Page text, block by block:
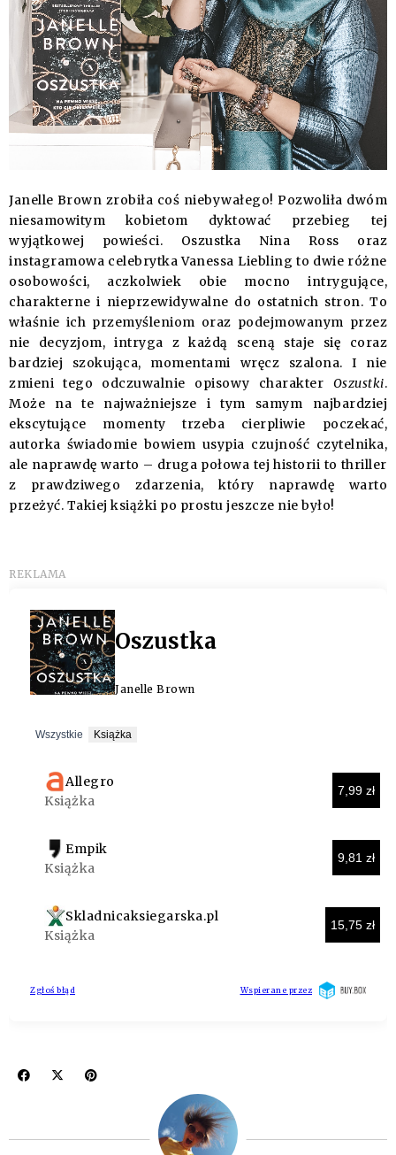
Janelle Brown zrobiła coś niebywałego! Pozwoliła dwóm
niesamowitym kobietom dyktować przebieg tej
wyjątkowej powieści. Oszustka Nina Ross oraz
instagramowa celebrytka Vanessa Liebling to dwie różne
osobowości, aczkolwiek obie mocno intrygujące,
charakterne i nieprzewidywalne do ostatnich stron. To
właśnie ich przemyśleniom oraz podejmowanym przez
nie decyzjom, intryga z każdą sceną staje się coraz
bardziej szokująca, momentami wręcz szalona. I nie
zmieni tego odczuwalnie opisowy charakter Oszustki.
Może na te najważniejsze i tym samym najbardziej
ekscytujące momenty trzeba cierpliwie poczekać,
autorka świadomie bowiem usypia czujność czytelnika,
ale naprawdę warto – druga połowa tej historii to thriller
z prawdziwego zdarzenia, który naprawdę warto
przeżyć. Takiej książki po prostu jeszcze nie było!